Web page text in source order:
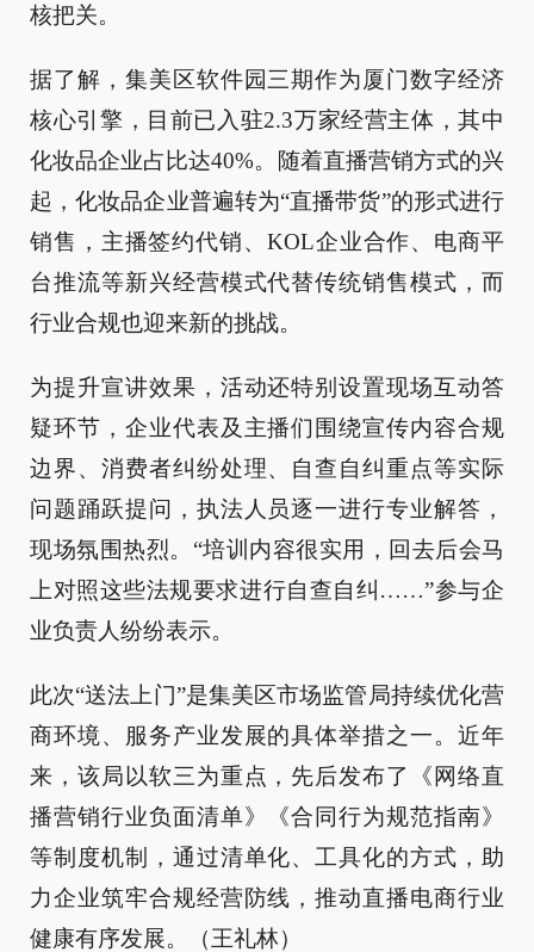
核把关。
据了解，集美区软件园三期作为厦门数字经济
核心引擎，目前已入驻2.3万家经营主体，其中
化妆品企业占比达40%。随着直播营销方式的兴
起，化妆品企业普遍转为“直播带货”的形式进行
销售，主播签约代销、KOL企业合作、电商平
台推流等新兴经营模式代替传统销售模式，而
行业合规也迎来新的挑战。
为提升宣讲效果，活动还特别设置现场互动答
疑环节，企业代表及主播们围绕宣传内容合规
边界、消费者纠纷处理、自查自纠重点等实际
问题踊跃提问，执法人员逐一进行专业解答，
现场氛围热烈。“培训内容很实用，回去后会马
上对照这些法规要求进行自查自纠……”参与企
业负责人纷纷表示。
此次“送法上门”是集美区市场监管局持续优化营
商环境、服务产业发展的具体举措之一。近年
来，该局以软三为重点，先后发布了《网络直
播营销行业负面清单》《合同行为规范指南》
等制度机制，通过清单化、工具化的方式，助
力企业筑牢合规经营防线，推动直播电商行业
健康有序发展。（王礼林）